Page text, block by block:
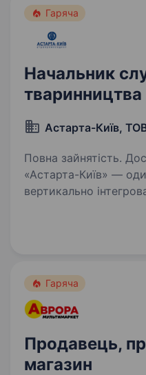
Гаряча
Начальник
тваринництва
Астарта-Київ,
Повна зайнятість.
«Астарта-Київ» —
вертикально
Гаряча
Продавець,
магазин